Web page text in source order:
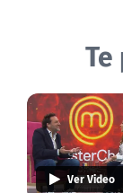
Ver Video